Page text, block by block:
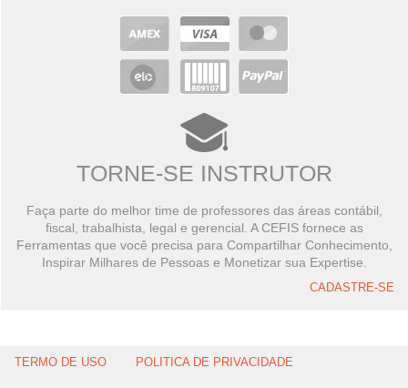
TORNE-SE INSTRUTOR
Faça parte do melhor time de professores das áreas contábil,
fiscal, trabalhista, legal e gerencial. A CEFIS fornece as
Ferramentas que você precisa para Compartilhar Conhecimento,
Inspirar Milhares de Pessoas e Monetizar sua Expertise.
CADASTRE-SE
TERMO DE USO POLITICA DE PRIVACIDADE